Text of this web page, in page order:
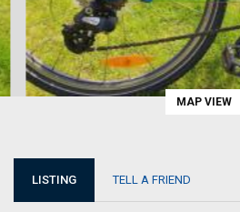
MAP VIEW
LISTING TELL A FRIEND